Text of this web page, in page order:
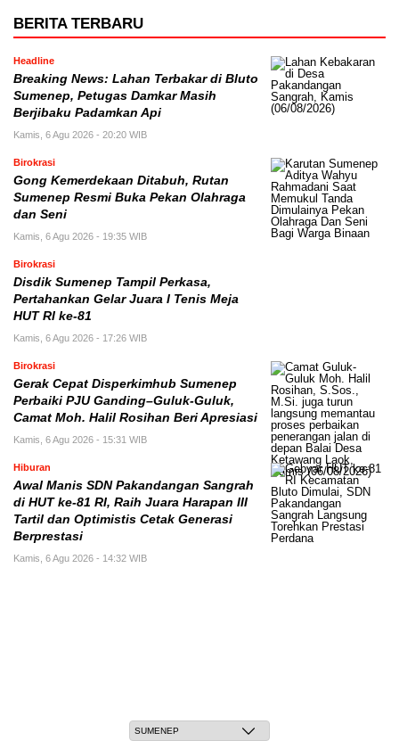
BERITA TERBARU
Headline
Breaking News: Lahan Terbakar di Bluto
Sumenep, Petugas Damkar Masih
Berjibaku Padamkan Api
Kamis, 6 Agu 2026 - 20:20 WIB
Birokrasi
Gong Kemerdekaan Ditabuh, Rutan
Sumenep Resmi Buka Pekan Olahraga
dan Seni
Kamis, 6 Agu 2026 - 19:35 WIB
Birokrasi
Disdik Sumenep Tampil Perkasa,
Pertahankan Gelar Juara I Tenis Meja
HUT RI ke-81
Kamis, 6 Agu 2026 - 17:26 WIB
Birokrasi
Gerak Cepat Disperkimhub Sumenep
Perbaiki PJU Ganding–Guluk-Guluk,
Camat Moh. Halil Rosihan Beri Apresiasi
Kamis, 6 Agu 2026 - 15:31 WIB
Hiburan
Awal Manis SDN Pakandangan Sangrah
di HUT ke-81 RI, Raih Juara Harapan III
Tartil dan Optimistis Cetak Generasi
Berprestasi
Kamis, 6 Agu 2026 - 14:32 WIB